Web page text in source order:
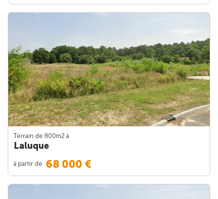
Terrain de 800m2 à
Laluque
à partir de 68 000 €